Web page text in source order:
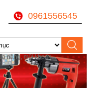
năng, mũi khoan...
0961556545